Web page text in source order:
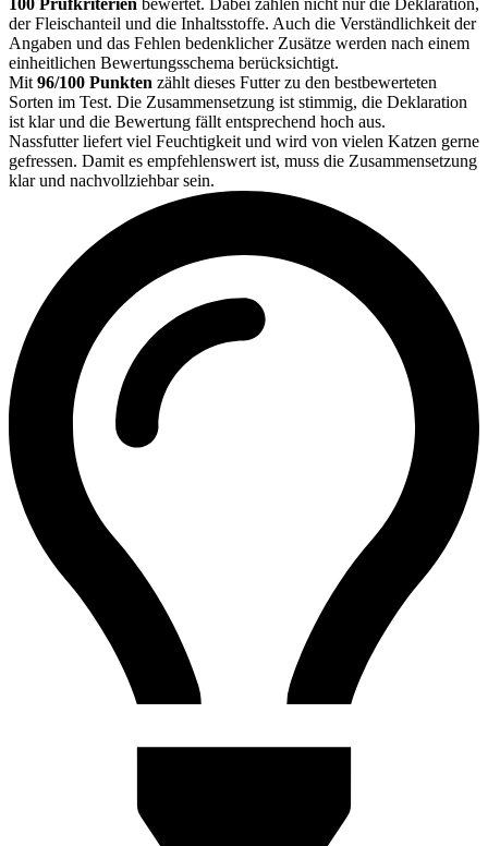
100 Prüfkriterien bewertet. Dabei zählen nicht nur die Deklaration,
der Fleischanteil und die Inhaltsstoffe. Auch die Verständlichkeit der
Angaben und das Fehlen bedenklicher Zusätze werden nach einem
einheitlichen Bewertungsschema berücksichtigt.
Mit 96/100 Punkten zählt dieses Futter zu den bestbewerteten
Sorten im Test. Die Zusammensetzung ist stimmig, die Deklaration
ist klar und die Bewertung fällt entsprechend hoch aus.
Nassfutter liefert viel Feuchtigkeit und wird von vielen Katzen gerne
gefressen. Damit es empfehlenswert ist, muss die Zusammensetzung
klar und nachvollziehbar sein.